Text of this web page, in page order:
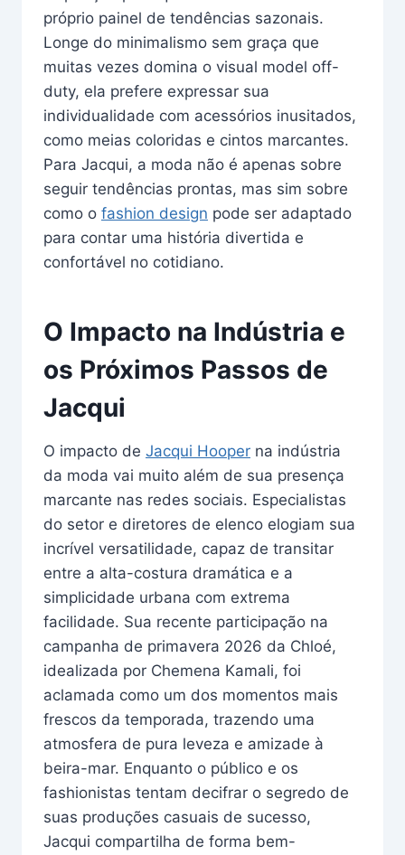
próprio painel de tendências sazonais.
Longe do minimalismo sem graça que
muitas vezes domina o visual model off-
duty, ela prefere expressar sua
individualidade com acessórios inusitados,
como meias coloridas e cintos marcantes.
Para Jacqui, a moda não é apenas sobre
seguir tendências prontas, mas sim sobre
como o fashion design pode ser adaptado
para contar uma história divertida e
confortável no cotidiano.
O Impacto na Indústria e
os Próximos Passos de
Jacqui
O impacto de Jacqui Hooper na indústria
da moda vai muito além de sua presença
marcante nas redes sociais. Especialistas
do setor e diretores de elenco elogiam sua
incrível versatilidade, capaz de transitar
entre a alta-costura dramática e a
simplicidade urbana com extrema
facilidade. Sua recente participação na
campanha de primavera 2026 da Chloé,
idealizada por Chemena Kamali, foi
aclamada como um dos momentos mais
frescos da temporada, trazendo uma
atmosfera de pura leveza e amizade à
beira-mar. Enquanto o público e os
fashionistas tentam decifrar o segredo de
suas produções casuais de sucesso,
Jacqui compartilha de forma bem-